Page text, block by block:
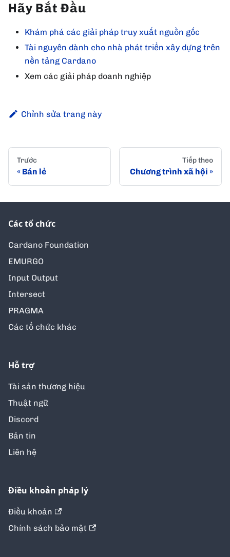
Hãy Bắt Đầu
Khám phá các giải pháp truy xuất nguồn gốc
Tài nguyên dành cho nhà phát triển xây dựng trên
nền tảng Cardano
Xem các giải pháp doanh nghiệp
Chỉnh sửa trang này
Trước
Bán lẻ
Tiếp theo
Chương trình xã hội
Các tổ chức
Cardano Foundation
EMURGO
Input Output
Intersect
PRAGMA
Các tổ chức khác
Hỗ trợ
Tài sản thương hiệu
Thuật ngữ
Discord
Bản tin
Liên hệ
Điều khoản pháp lý
Điều khoản
Chính sách bảo mật